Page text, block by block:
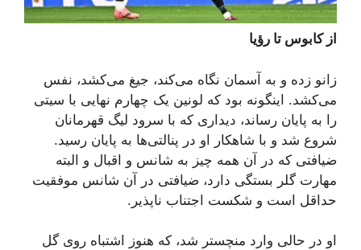
از کابوس تا رؤیا
زانو زده و به آسمان نگاه می‌کند، جیغ می‌کشد، نفس
می‌کشد. اینگونه بود که لونین یک چهارم نهایی با سیتی
را به پایان رساند، دیداری که با سرود لیگ قهرمانان
شروع شد و با شاهکار او در پنالتی‌ها به پایان رسید.
ضیافتی که در آن همه چیز به شانس و اقبال و البته
مهارت گلر بستگی دارد، ضیافتی در آن شانس موفقیت
حداقل است و شکست اجتناب ناپذیر.
او در حالی وارد منچستر شد، که هنوز اشتباه روی گل